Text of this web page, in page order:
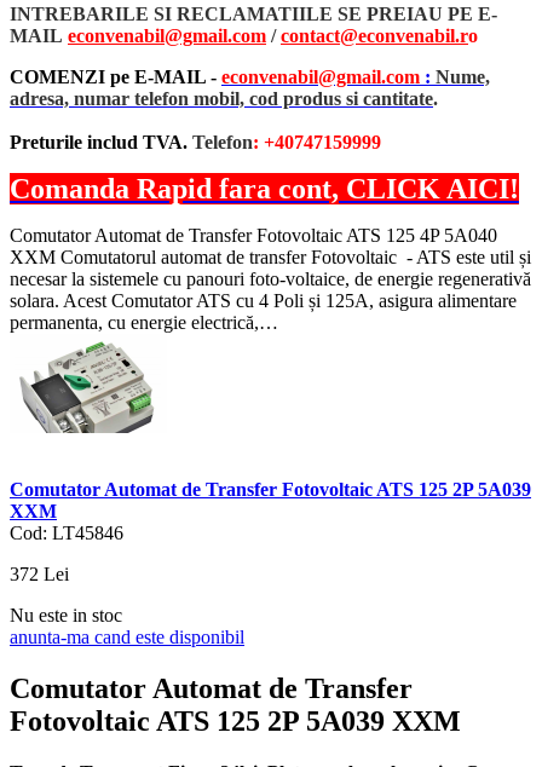
INTREBARILE SI RECLAMATIILE SE PREIAU PE E-
MAIL econvenabil@gmail.com /contact@econvenabil.ro
COMENZI pe E-MAIL - econvenabil@gmail.com : Nume,
adresa, numar telefon mobil, cod produs si cantitate.
Preturile includ TVA. Telefon: +40747159999
Comanda Rapid fara cont, CLICK AICI!
Comutator Automat de Transfer Fotovoltaic ATS 125 4P 5A040
XXM Comutatorul automat de transfer Fotovoltaic - ATS este util și
necesar la sistemele cu panouri foto-voltaice, de energie regenerativă
solara. Acest Comutator ATS cu 4 Poli și 125A, asigura alimentare
permanenta, cu energie electrică,…
Comutator Automat de Transfer Fotovoltaic ATS 125 2P 5A039
XXM
Cod: LT45846
372 Lei
Nu este in stoc
anunta-ma cand este disponibil
Comutator Automat de Transfer
Fotovoltaic ATS 125 2P 5A039 XXM